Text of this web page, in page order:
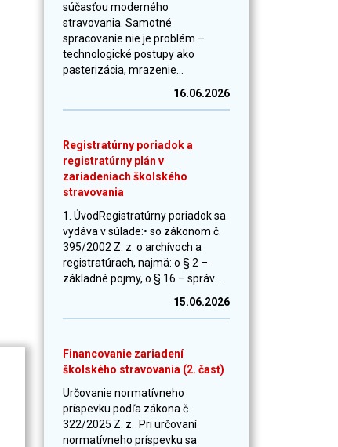
súčasťou moderného
stravovania. Samotné
spracovanie nie je problém –
technologické postupy ako
pasterizácia, mrazenie...
16.06.2026
Registratúrny poriadok a
registratúrny plán v
zariadeniach školského
stravovania
1. ÚvodRegistratúrny poriadok sa
vydáva v súlade:• so zákonom č.
395/2002 Z. z. o archívoch a
registratúrach, najmä: o § 2 –
základné pojmy, o § 16 – správ...
15.06.2026
Financovanie zariadení
školského stravovania (2. časť)
Určovanie normatívneho
príspevku podľa zákona č.
322/2025 Z. z. Pri určovaní
normatívneho príspevku sa